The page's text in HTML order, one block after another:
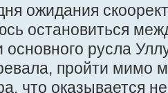
ожидания
остановиться
основного русла
пройти мимо
что оказывается